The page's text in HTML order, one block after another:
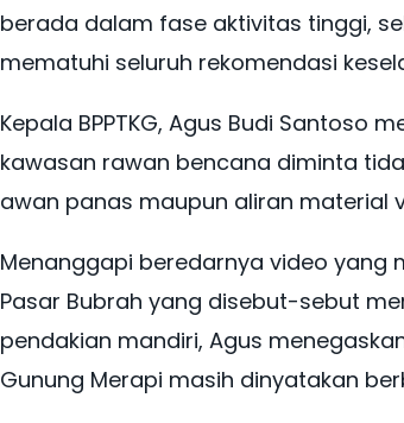
berada dalam fase aktivitas tinggi,
mematuhi seluruh rekomendasi
Kepala BPPTKG, Agus Budi Santoso
kawasan rawan bencana diminta
awan panas maupun aliran material
Menanggapi beredarnya video yang
Pasar Bubrah yang disebut-sebut
pendakian mandiri, Agus
Gunung Merapi masih dinyatakan